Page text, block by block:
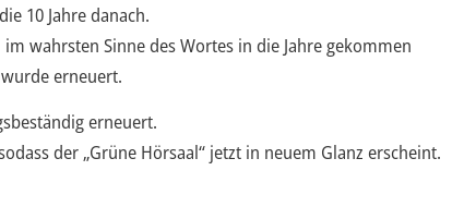
10 Jahre danach.
wahrsten Sinne des Wortes in die Jahre gekommen
erneuert.
erneuert.
der „Grüne Hörsaal“ jetzt in neuem Glanz erscheint.